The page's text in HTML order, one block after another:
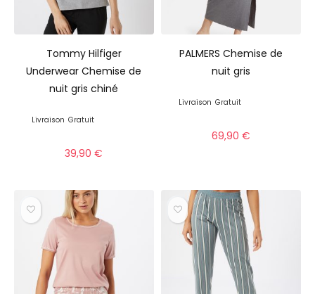
Tommy Hilfiger
Underwear Chemise de
nuit gris chiné
Livraison Gratuit
39,90€
PALMERS Chemise de
nuit gris
Livraison Gratuit
69,90 €